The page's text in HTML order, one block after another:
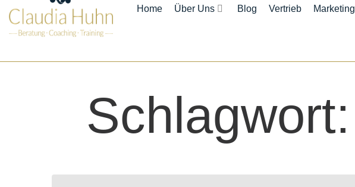
Home Über Uns Blog Vertrieb Marketing
Schlagwort: